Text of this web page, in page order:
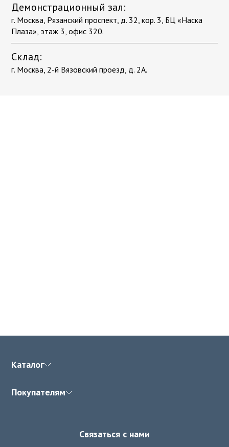
Демонстрационный зал:
г. Москва, Рязанский проспект, д. 32, кор. 3, БЦ «Наска
Плаза», этаж 3, офис 320.
Склад:
г. Москва, 2-й Вязовский проезд, д. 2А.
Каталог
Покупателям
Связаться с нами